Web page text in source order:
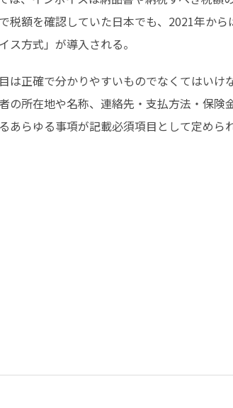
税額を確認していた日本でも、2021年か
ス方式」が導入される。
は正確で分かりやすいものでなくてはい
の所在地や名称、連絡先・支払方法・保険
あらゆる事項が記載必須項目として定めら